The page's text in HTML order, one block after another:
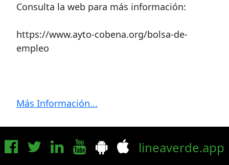
Consulta la web para más información:
https://www.ayto-cobena.org/bolsa-de-
empleo
Más Información...
lineaverde.app